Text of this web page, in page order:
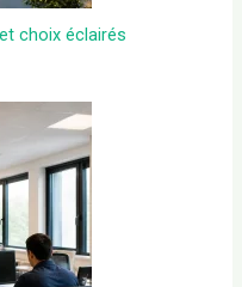
choix éclairés